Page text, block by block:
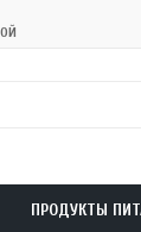
ПРОДУКТЫ